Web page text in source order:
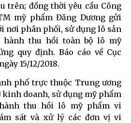
trên; đồng thời yêu cầu Công
mỹ phẩm Đăng Dương gửi
nơi phân phối, sử dụng lô sản
hành thu hồi toàn bộ lô mỹ
quy định. Báo cáo về Cục
15/12/2018.
phố trực thuộc Trung ương
kinh doanh, sử dụng mỹ phẩm
thu hồi lô mỹ phẩm vi
sát và xử lý các đơn vị vi